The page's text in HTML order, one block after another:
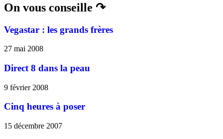
On vous conseille ↷
Vegastar : les grands frères
27 mai 2008
Direct 8 dans la peau
9 février 2008
Cinq heures à poser
15 décembre 2007